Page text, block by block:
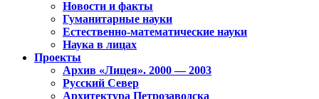
Новости и факты
Гуманитарные науки
Естественно-математические науки
Наука в лицах
Проекты
Архив «Лицея». 2000 — 2003
Русский Север
Архитектура Петрозаводска